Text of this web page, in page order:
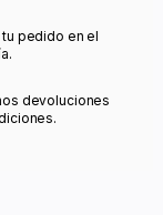
pedido en el
devoluciones